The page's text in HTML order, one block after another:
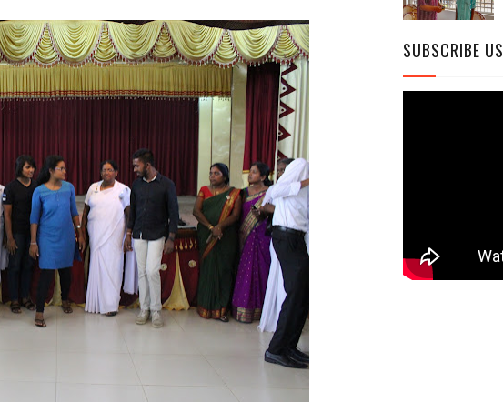
SUBSCRIBE US